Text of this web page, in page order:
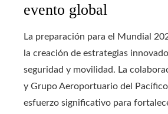
evento global
La preparación para el Mundial
la creación de estrategias
seguridad y movilidad. La
y Grupo Aeroportuario del
esfuerzo significativo para